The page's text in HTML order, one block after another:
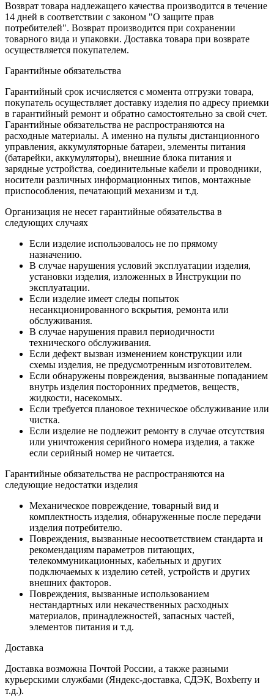
Возврат товара надлежащего качества производится в течение
14 дней в соответствии с законом "О защите прав
потребителей". Возврат производится при сохранении
товарного вида и упаковки. Доставка товара при возврате
осуществляется покупателем.
Гарантийные обязательства
Гарантийный срок исчисляется с момента отгрузки товара,
покупатель осуществляет доставку изделия по адресу приемки
в гарантийный ремонт и обратно самостоятельно за свой счет.
Гарантийные обязательства не распространяются на
расходные материалы. А именно на пульты дистанционного
управления, аккумуляторные батареи, элементы питания
(батарейки, аккумуляторы), внешние блока питания и
зарядные устройства, соединительные кабели и проводники,
носители различных информационных типов, монтажные
приспособления, печатающий механизм и т.д.
Организация не несет гарантийные обязательства в
следующих случаях
Если изделие использовалось не по прямому
назначению.
В случае нарушения условий эксплуатации изделия,
установки изделия, изложенных в Инструкции по
эксплуатации.
Если изделие имеет следы попыток
несанкционированного вскрытия, ремонта или
обслуживания.
В случае нарушения правил периодичности
технического обслуживания.
Если дефект вызван изменением конструкции или
схемы изделия, не предусмотренным изготовителем.
Если обнаружены повреждения, вызванные попаданием
внутрь изделия посторонних предметов, веществ,
жидкости, насекомых.
Если требуется плановое техническое обслуживание или
чистка.
Если изделие не подлежит ремонту в случае отсутствия
или уничтожения серийного номера изделия, а также
если серийный номер не читается.
Гарантийные обязательства не распространяются на
следующие недостатки изделия
Механическое повреждение, товарный вид и
комплектность изделия, обнаруженные после передачи
изделия потребителю.
Повреждения, вызванные несоответствием стандарта и
рекомендациям параметров питающих,
телекоммуникационных, кабельных и других
подключаемых к изделию сетей, устройств и других
внешних факторов.
Повреждения, вызванные использованием
нестандартных или некачественных расходных
материалов, принадлежностей, запасных частей,
элементов питания и т.д.
Доставка
Доставка возможна Почтой России, а также разными
курьерскими службами (Яндекс-доставка, СДЭК, Boxberry и
т.д.).